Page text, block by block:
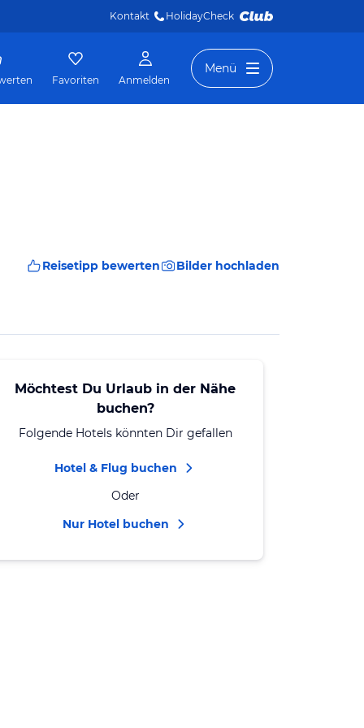
Kontakt HolidayCheck
Favoriten Anmelden
Menü
Reisetipp bewerten Bilder hochladen
Möchtest Du Urlaub in der Nähe
buchen?
Folgende Hotels könnten Dir gefallen
Hotel & Flug buchen
Oder
Nur Hotel buchen